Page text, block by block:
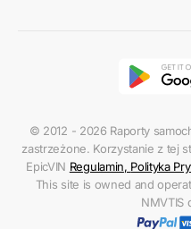
© 2012 - 2026 Raporty
zastrzeżone. Korzystanie z tej
EpicVIN Regulamin, Polityka
This site is owned and
NMVTIS